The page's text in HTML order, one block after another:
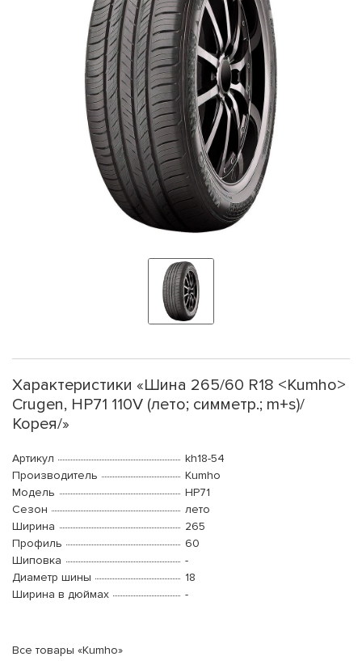
Характеристики «Шина 265/60 R18 <Kumho>
Crugen, HP71 110V (лето; симметр.; m+s)/
Корея/»
Артикул
kh18-54
Производитель
Kumho
Модель
HP71
Сезон
лето
Ширина
265
Профиль
60
Шиповка
-
Диаметр шины
18
Ширина в дюймах
-
Все товары «Kumho»